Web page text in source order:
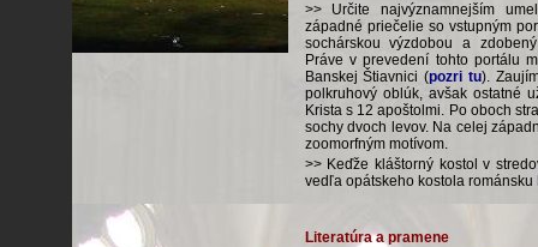
>> Určite najvýznamnejším
západné priečelie so vstupným
sochárskou výzdobou a
Práve v prevedení tohto portálu
Banskej Štiavnici (pozri tu).
polkruhový oblúk, avšak ostatné
Krista s 12 apoštolmi. Po oboch
sochy dvoch levov. Na celej
zoomorfným motívom.
>> Keďže kláštorný kostol v
vedľa opátskeho kostola románsku
Literatúra a pramene